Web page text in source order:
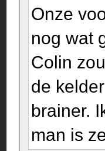
Onze
nog wat
Colin
de
brainer.
man is